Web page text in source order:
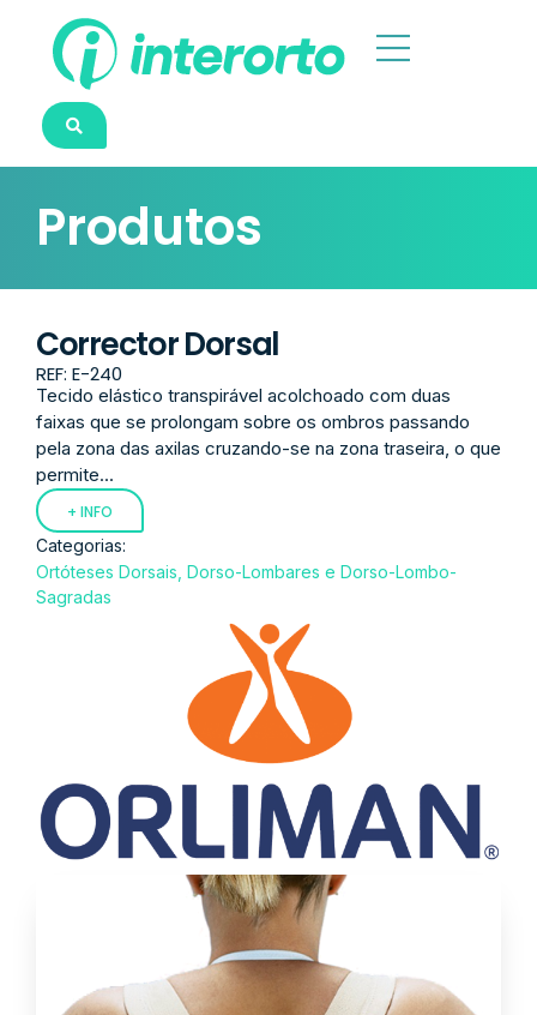
Produtos
Corrector Dorsal
REF: E-240
Tecido elástico transpirável acolchoado com duas
faixas que se prolongam sobre os ombros passando
pela zona das axilas cruzando-se na zona traseira, o que
permite...
+ INFO
Categorias:
Ortóteses Dorsais, Dorso-Lombares e Dorso-Lombo-
Sagradas